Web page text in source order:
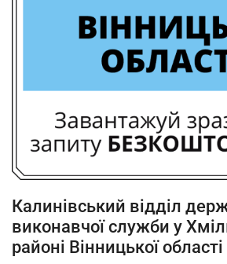
Калинівський відділ
виконавчої служби у
районі Вінницької області